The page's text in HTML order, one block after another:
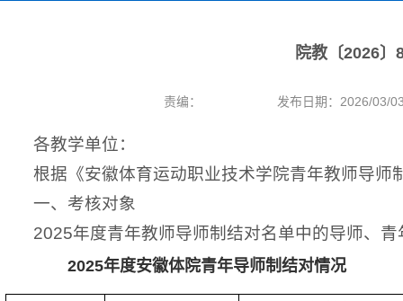
院教〔2026
责编： 发布日期：2026/03/
各教学单位：
根据《安徽体育运动职业技术学院青年教师导
一、考核对象
2025年度青年教师导师制结对名单中的导师、
2025年度安徽体院青年导师制结对情况